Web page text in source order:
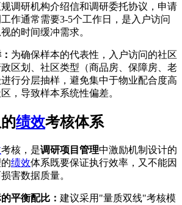
调研机构介绍信和调研委托协议，申请
作通常需要3-5个工作日，是入户访问
的时间缓冲需求。
为确保样本的代表性，入户访问的社区
区划、社区类型（商品房、保障房、老
进行分层抽样，避免集中于物业配合度高
，导致样本系统性偏差。
绩效考核体系
考核，是调研项目管理中激励机制设计的
绩效体系既要保证执行效率，又不能因
害数据质量。
平衡配比： 建议采用"量质双线"考核模